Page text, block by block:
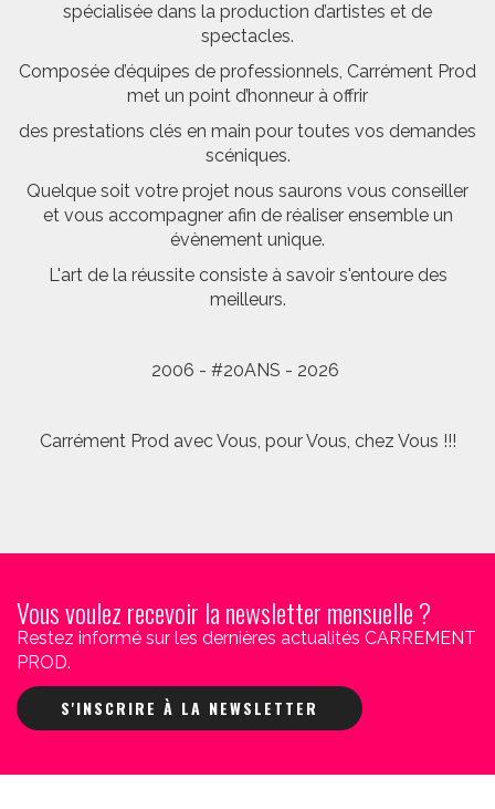
spécialisée dans la production d’artistes et de
spectacles.
Composée d’équipes de professionnels, Carrément Prod
met un point d’honneur à offrir
des prestations clés en main pour toutes vos demandes
scéniques.
Quelque soit votre projet nous saurons vous conseiller
et vous accompagner afin de réaliser ensemble un
évènement unique.
L'art de la réussite consiste à savoir s'entoure des
meilleurs.
2006 - #20ANS - 2026
Carrément Prod avec Vous, pour Vous, chez Vous !!!
Vous voulez recevoir la newsletter mensuelle ?
Restez informé sur les dernières actualités CARREMENT
PROD.
S'INSCRIRE À LA NEWSLETTER